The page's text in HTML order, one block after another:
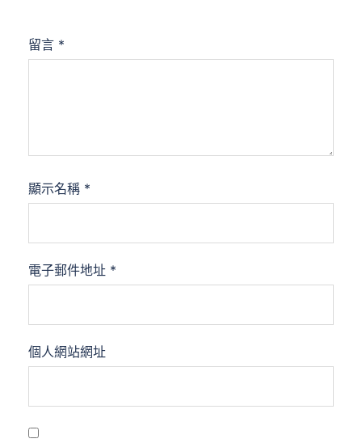
留言 *
顯示名稱 *
電子郵件地址 *
個人網站網址